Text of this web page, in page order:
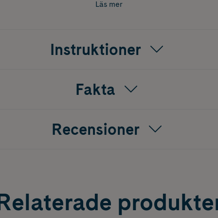
sladd för full flexibilitet
Läs mer
Instruktioner
Fakta
Recensioner